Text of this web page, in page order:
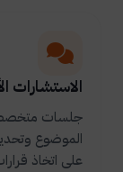
الاستشارات
جلسات متخصصة
الموضوع
على اتخاذ